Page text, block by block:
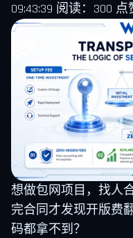
09:43:39 阅读：300 点
想做包网项目，找人
完合同才发现开版费
码都拿不到？